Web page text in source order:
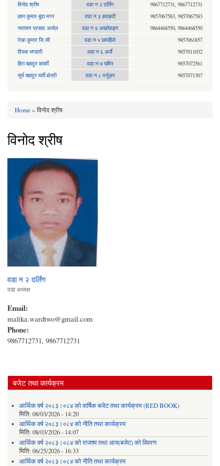
विनोद श्रीष
वडा न २ दर्लिंग
9867712731, 9867712731
ज्ञान कुमार बुढा मगर
वडा न ३ हवाङ्दी
9857067583, 9857067583
नारायण प्रसाद अर्याल
वडा न‍ ४ अर्खावाङ्ग
9864468550, 9864468550
रेखा कुमार जि.सी
वडा न ५ छापहिले
9857061857
दिपक भण्डारी
वडा न ६ अर्जै
9857011032
हिरा बहादुर कार्की
वडा न ७ घमिर
9857072561
सुर्य बहादुर घर्ती क्षेत्री
वडा न ८ मर्भुङ्ग 9857071307
You are here
Home» विनोद श्रीष
विनोद श्रीष
वडा न २ दर्लिंग
वडा अध्यक्ष
Email:
malika.wardtwo@gmail.com
Phone:
9867712731, 9867712731
बजेट तथा कार्यक्रम
आर्थिक वर्ष २०८३।०८४ को वार्षिक बजेट तथा कार्यक्रम (RED BOOK)
मिति: 08/03/2026 - 14:20
आर्थिक वर्ष २०८३।०८४ को नीति तथा कार्यक्रम
मिति: 08/03/2026 - 14:07
आर्थिक वर्ष २०८३।०८४ को राजश्व तथा आय(बजेट) को विवरण
मिति: 06/25/2026 - 16:33
आर्थिक वर्ष २०८३।०८४ को नीति तथा कार्यक्रम